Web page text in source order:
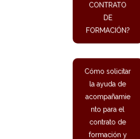
CONTRATO
DE
FORMACIÓN?
Cómo solicitar
la ayuda de
acompañamie
nto para el
contrato de
formación y